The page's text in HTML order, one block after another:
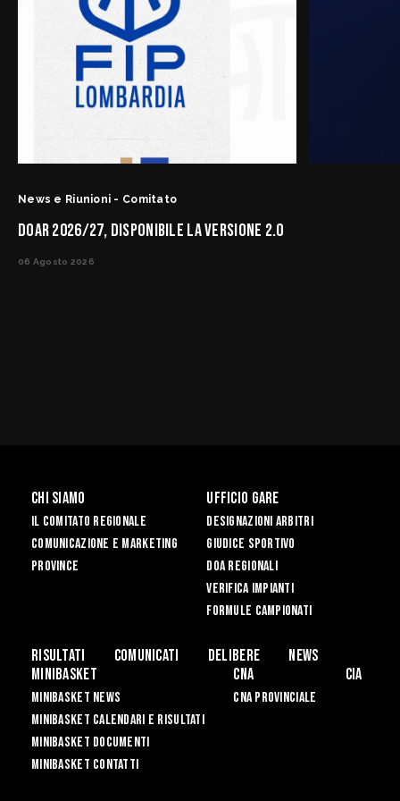
News e Riunioni - Comitato
DOAR 2026/27, DISPONIBILE LA VERSIONE 2.0
06 Agosto 2026
Chi siamo
Il Comitato Regionale
Comunicazione e Marketing
Province
Ufficio Gare
Designazioni Arbitri
Giudice Sportivo
DOA Regionali
Verifica Impianti
Formule Campionati
Risultati Comunicati Delibere
News
Minibasket
Minibasket News
Minibasket Calendari e Risultati
Minibasket Documenti
Minibasket Contatti
CNA
CNA Provinciale
CIA